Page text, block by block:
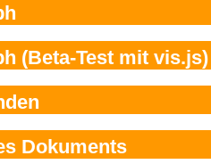
(Beta-Test mit vis.js)
Dokuments